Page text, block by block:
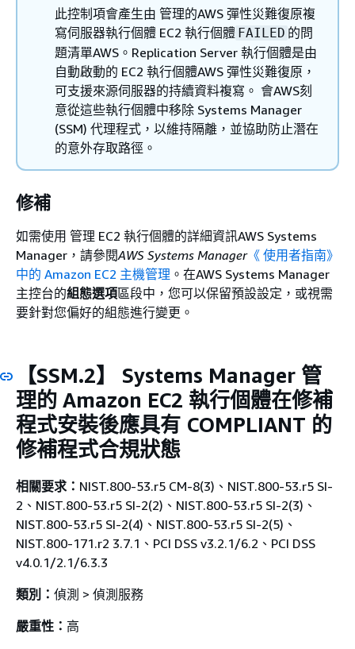
此控制項會產生由 管理的AWS 彈性災難復原複
寫伺服器執行個體 EC2 執行個體 FAILED 的問
題清單AWS。Replication Server 執行個體是由
自動啟動的 EC2 執行個體AWS 彈性災難復原，
可支援來源伺服器的持續資料複寫。 會AWS刻
意從這些執行個體中移除 Systems Manager
(SSM) 代理程式，以維持隔離，並協助防止潛在
的意外存取路徑。
修補
如需使用 管理 EC2 執行個體的詳細資訊AWS Systems
Manager，請參閱AWS Systems Manager《 使用者指南》
中的 Amazon EC2 主機管理 。在AWS Systems Manager
主控台的組態選項區段中，您可以保留預設設定，或視需
要針對您偏好的組態進行變更。
【SSM.2】 Systems Manager 管
理的 Amazon EC2 執行個體在修補
程式安裝後應具有 COMPLIANT 的
修補程式合規狀態
相關要求： NIST.800-53.r5 CM-8(3)、NIST.800-53.r5 SI-
2、NIST.800-53.r5 SI-2(2)、NIST.800-53.r5 SI-2(3)、
NIST.800-53.r5 SI-2(4)、NIST.800-53.r5 SI-2(5)、
NIST.800-171.r2 3.7.1、PCI DSS v3.2.1/6.2、PCI DSS
v4.0.1/2.1/6.3.3
類別： 偵測 > 偵測服務
嚴重性： 高